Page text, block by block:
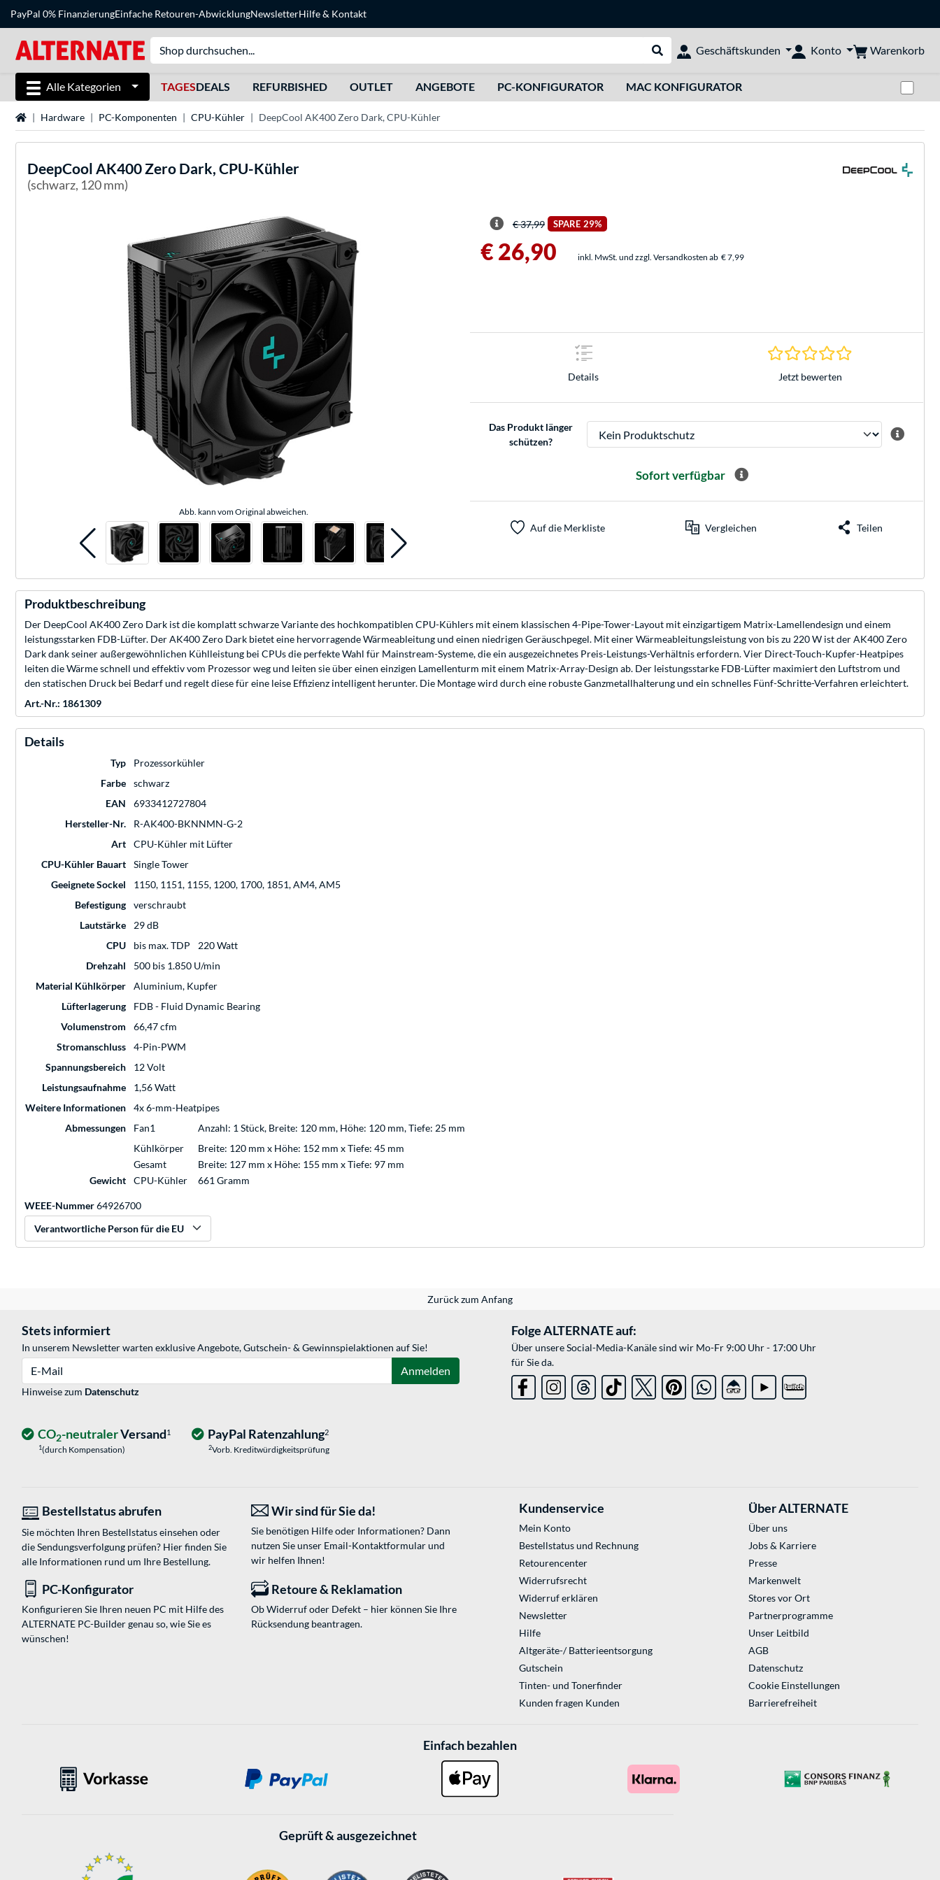
PayPal 0% FinanzierungEinfache Retouren-AbwicklungNewsletterHilfe& Kontakt
Suche durchführen
Geschäftskunden Konto Warenkorb
Alle Kategorien TAGESDEALS REFURBISHED OUTLET ANGEBOTE PC-KONFIGURATOR MAC KONFIGURATOR
StartseiteHardware PC-Komponenten CPU-Kühler DeepCool AK400 Zero Dark, CPU-Kühler
DeepCool AK400 Zero Dark, CPU-Kühler
(schwarz, 120 mm)
Abb. kann vom Original abweichen.
€ 37,99 SPARE 29%
€ 26,90 inkl. MwSt. und zzgl. Versandkosten ab € 7,99
Details
0.0 Sterne bei 0
Jetzt bewerten
Das Produkt länger
schützen?
Sofort verfügbar
Auf die Merkliste Vergleichen Teilen
Produktbeschreibung
Der DeepCool AK400 Zero Dark ist die komplatt schwarze Variante des hochkompatiblen CPU-Kühlers mit einem klassischen 4-Pipe-Tower-Layout mit einzigartigem Matrix-Lamellendesign und einem
leistungsstarken FDB-Lüfter. Der AK400 Zero Dark bietet eine hervorragende Wärmeableitung und einen niedrigen Geräuschpegel. Mit einer Wärmeableitungsleistung von bis zu 220 W ist der AK400 Zero
Dark dank seiner außergewöhnlichen Kühlleistung bei CPUs die perfekte Wahl für Mainstream-Systeme, die ein ausgezeichnetes Preis-Leistungs-Verhältnis erfordern. Vier Direct-Touch-Kupfer-Heatpipes
leiten die Wärme schnell und effektiv vom Prozessor weg und leiten sie über einen einzigen Lamellenturm mit einem Matrix-Array-Design ab. Der leistungsstarke FDB-Lüfter maximiert den Luftstrom und
den statischen Druck bei Bedarf und regelt diese für eine leise Effizienz intelligent herunter. Die Montage wird durch eine robuste Ganzmetallhalterung und ein schnelles Fünf-Schritte-Verfahren erleichtert.
Art.-Nr.: 1861309
Details
Typ
Prozessorkühler
Farbe
schwarz
EAN
6933412727804
Hersteller-Nr.
R-AK400-BKNNMN-G-2
Art
CPU-Kühler mit Lüfter
CPU-Kühler Bauart
Single Tower
Geeignete Sockel
1150, 1151, 1155, 1200, 1700, 1851, AM4, AM5
Befestigung
verschraubt
Lautstärke
29 dB
CPU
bis max. TDP
220 Watt
Drehzahl
500 bis 1.850 U/min
Material Kühlkörper
Aluminium, Kupfer
Lüfterlagerung
FDB - Fluid Dynamic Bearing
Volumenstrom
66,47 cfm
Stromanschluss
4-Pin-PWM
Spannungsbereich
12 Volt
Leistungsaufnahme
1,56 Watt
Weitere Informationen
4x 6-mm-Heatpipes
Abmessungen
Fan1
Anzahl: 1 Stück, Breite: 120 mm, Höhe: 120 mm, Tiefe: 25 mm
Kühlkörper
Breite: 120 mm x Höhe: 152 mm x Tiefe: 45 mm
Gesamt
Breite: 127 mm x Höhe: 155 mm x Tiefe: 97 mm
Gewicht
CPU-Kühler 661 Gramm
WEEE-Nummer64926700
Verantwortliche Person für die EU
Zurück zum Anfang
Stets informiert
In unserem Newsletter warten exklusive Angebote, Gutschein- & Gewinnspielaktionen auf Sie!
Anmelden
Hinweise zum Datenschutz
Folge ALTERNATE auf:
Über unsere Social-Media-Kanäle sind wir Mo-Fr 9:00 Uhr - 17:00 Uhr
für Sie da.
CO2-neutralerVersand1
1(durch Kompensation)
PayPal Ratenzahlung2
2Vorb. Kreditwürdigkeitsprüfung
Bestellstatus abrufen
Sie möchten Ihren Bestellstatus einsehen oder
die Sendungsverfolgung prüfen? Hier finden Sie
alle Informationen rund um Ihre Bestellung.
Wir sind für Sie da!
Sie benötigen Hilfe oder Informationen? Dann
nutzen Sie unser Email-Kontaktformularund
wir helfen Ihnen!
PC-Konfigurator
Konfigurieren Sie Ihren neuen PC mit Hilfe des
ALTERNATE PC-Builder genau so, wie Sie es
wünschen!
Retoure & Reklamation
Ob Widerruf oder Defekt – hier können Sie Ihre
Rücksendung beantragen.
Kundenservice
Mein Konto
Bestellstatus und Rechnung
Retourencenter
Widerrufsrecht
Widerruf erklären
Newsletter
Hilfe
Altgeräte-/ Batterieentsorgung
Gutschein
Tinten- und Tonerfinder
Kunden fragen Kunden
Über ALTERNATE
Über uns
Jobs & Karriere
Presse
Markenwelt
Stores vor Ort
Partnerprogramme
Unser Leitbild
AGB
Datenschutz
Cookie Einstellungen
Barrierefreiheit
Einfach bezahlen
Geprüft & ausgezeichnet